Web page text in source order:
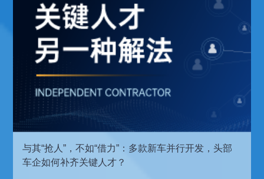
与其“抢人”，不如“借力”：多款新车并行开发，头部
车企如何补齐关键人才？